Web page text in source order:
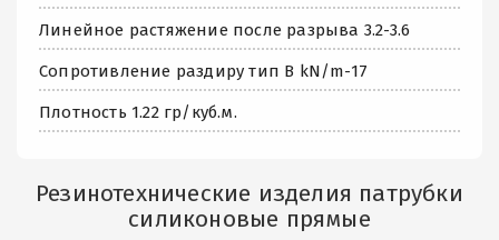
Линейное растяжение после разрыва 3.2-3.6
Сопротивление раздиру тип В kN/m-17
Плотность 1.22 гр/куб.м.
Резинотехнические изделия патрубки
силиконовые прямые